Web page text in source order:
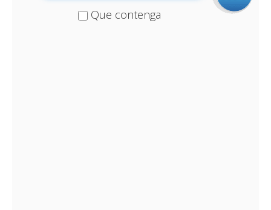
Que contenga